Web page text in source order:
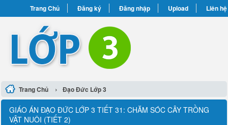
Trang Chủ Đăng ký Đăng nhập Upload Liên hệ
Trang Chủ › Đạo Đức Lớp 3
GIÁO ÁN ĐẠO ĐỨC LỚP 3 TIẾT 31: CHĂM SÓC CÂY TRỒNG
VẬT NUÔI (TIẾT 2)